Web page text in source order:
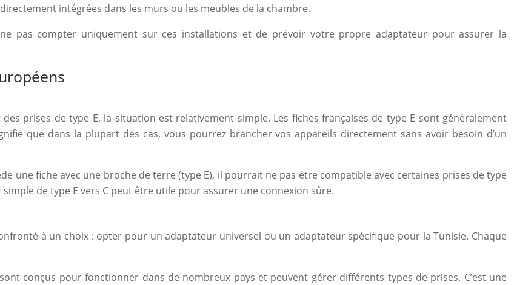
intégrées dans les murs ou les meubles de la chambre.
pas compter uniquement sur ces installations et de prévoir votre propre adaptateur pour assurer la
prises de type E, la situation est relativement simple. Les fiches françaises de type E sont généralement
que dans la plupart des cas, vous pourrez brancher vos appareils directement sans avoir besoin d’un
une fiche avec une broche de terre (type E), il pourrait ne pas être compatible avec certaines prises de type
de type E vers C peut être utile pour assurer une connexion sûre.
à un choix : opter pour un adaptateur universel ou un adaptateur spécifique pour la Tunisie. Chaque
conçus pour fonctionner dans de nombreux pays et peuvent gérer différents types de prises. C’est une